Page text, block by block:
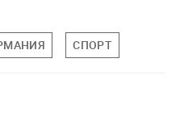
СПОРТ